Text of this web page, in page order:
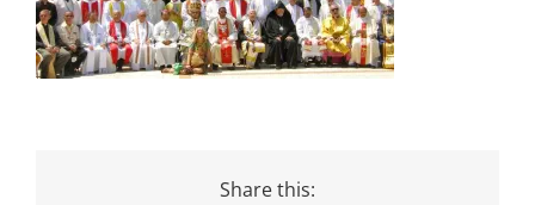
prophet
Share this: